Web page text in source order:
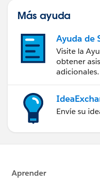
Más ayuda
Ayuda de
Visite la
obtener
adicionales.
Envíe su